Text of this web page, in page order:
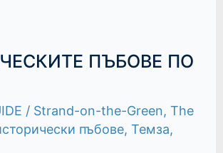
ПЪБОВЕ ПО
/ Strand-on-the-Green, The
пъбове, Темза,